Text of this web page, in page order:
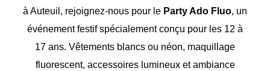
à Auteuil, rejoignez-nous pour le Party Ado Fluo, un
événement festif spécialement conçu pour les 12 à
17 ans. Vêtements blancs ou néon, maquillage
fluorescent, accessoires lumineux et ambiance